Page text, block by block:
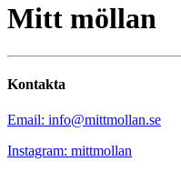
Mitt möllan
Kontakta
Email: info@mittmollan.se
Instagram: mittmollan